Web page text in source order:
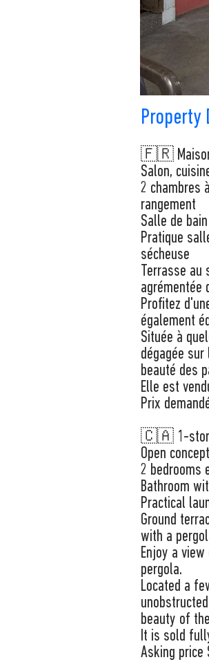
Property
🇫🇷 Maison
Salon,
2 chambres
rangement
Salle de
Pratique
sécheuse
Terrasse
agrémentée
Profitez
également
Située à
dégagée
beauté des
Elle est
Prix
🇨🇦 1-story
Open
2 bedrooms
Bathroom
Practical
Ground
with a
Enjoy a
pergola.
Located a
beauty of
It is sold
Asking price